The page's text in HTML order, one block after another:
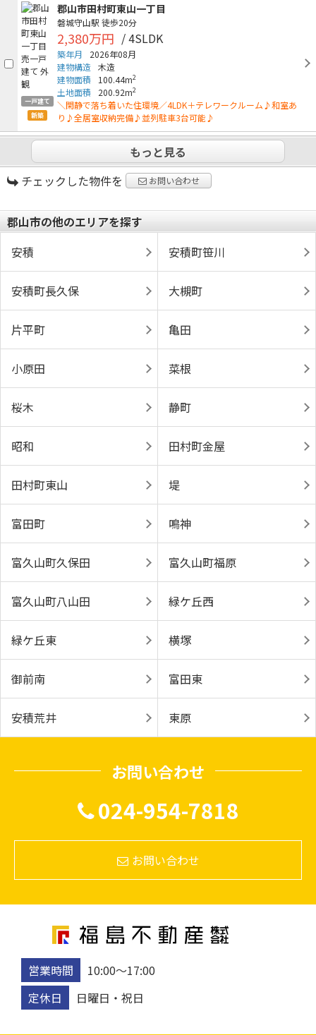
一戸建て
新築
郡山市田村町東山一丁目
磐城守山駅 徒歩20分
2,380万円 / 4SLDK
築年月
2026年08月
建物構造 木造
建物面積
100.44m2
土地面積 200.92m2
＼閑静で落ち着いた住環境／4LDK＋テレワークルーム♪和室あ
り♪全居室収納完備♪並列駐車3台可能♪
もっと見る
チェックした物件を
お問い合わせ
郡山市の他のエリアを探す
安積
安積町笹川
安積町長久保 大槻町
片平町 亀田
小原田 菜根
桜木 静町
昭和 田村町金屋
田村町東山 堤
富田町 鳴神
富久山町久保田 富久山町福原
富久山町八山田 緑ケ丘西
緑ケ丘東 横塚
御前南 富田東
安積荒井 東原
お問い合わせ
024-954-7818
お問い合わせ
営業時間
10:00〜17:00
定休日
日曜日・祝日